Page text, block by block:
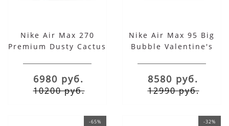
Nike Air Max 270
Premium Dusty Cactus
6980 руб.
10200 руб.
Nike Air Max 95 Big
Bubble Valentine's
8580 руб.
12990 руб.
-65% -32%